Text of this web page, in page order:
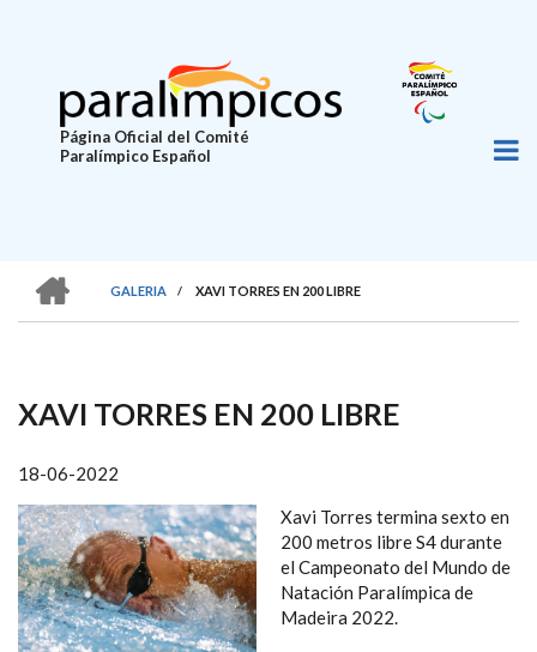
principal
Página Oficial del Comité
Paralímpico Español
SOBRESCRIBIR
DE
AYUDA
A
LA
NAVEGACIÓN
GALERIA
/ XAVI TORRES EN 200 LIBRE
XAVI TORRES EN 200 LIBRE
18-06-2022
Xavi Torres termina sexto en
200 metros libre S4 durante
el Campeonato del Mundo de
Natación Paralímpica de
Madeira 2022.